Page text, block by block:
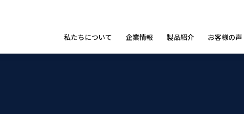
私たちについて 企業情報 製品紹介 お客様の声